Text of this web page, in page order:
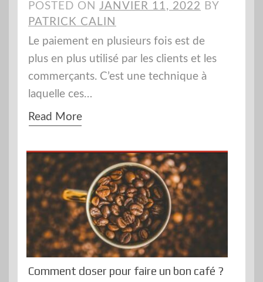
POSTED ON JANVIER 11, 2022 BY
PATRICK CALIN
Le paiement en plusieurs fois est de
plus en plus utilisé par les clients et les
commerçants. C’est une technique à
laquelle ces…
Read More
Comment doser pour faire un bon café ?